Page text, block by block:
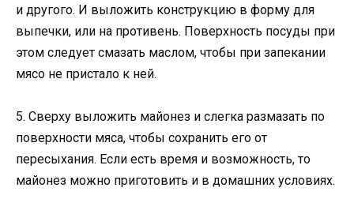
и другого. И выложить конструкцию в форму для
выпечки, или на противень. Поверхность посуды при
этом следует смазать маслом, чтобы при запекании
мясо не пристало к ней.
5. Сверху выложить майонез и слегка размазать по
поверхности мяса, чтобы сохранить его от
пересыхания. Если есть время и возможность, то
майонез можно приготовить и в домашних условиях.